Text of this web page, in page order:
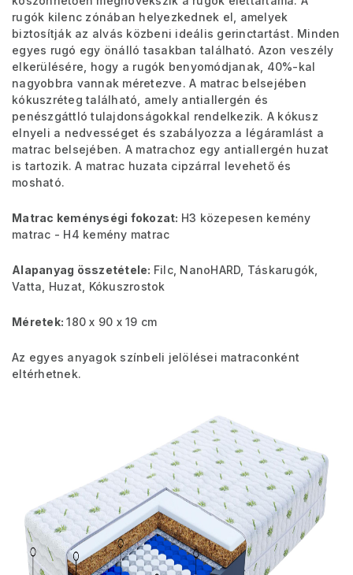
rugók kilenc zónában helyezkednek el, amelyek
biztosítják az alvás közbeni ideális gerinctartást. Minden
egyes rugó egy önálló tasakban található. Azon veszély
elkerülésére, hogy a rugók benyomódjanak, 40%-kal
nagyobbra vannak méretezve. A matrac belsejében
kókuszréteg található, amely antiallergén és
penészgáttló tulajdonságokkal rendelkezik. A kókusz
elnyeli a nedvességet és szabályozza a légáramlást a
matrac belsejében. A matrachoz egy antiallergén huzat
is tartozik. A matrac huzata cipzárral levehető és
mosható.
Matrac keménységi fokozat: H3 közepesen kemény
matrac - H4 kemény matrac
Alapanyag összetétele: Filc, NanoHARD, Táskarugók,
Vatta, Huzat, Kókuszrostok
Méretek:180 x 90 x 19 cm
Az egyes anyagok színbeli jelölései matraconként
eltérhetnek.